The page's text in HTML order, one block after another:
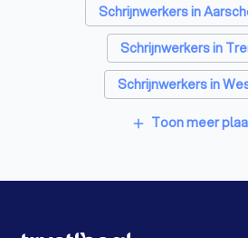
Badkamer installateurs
Glashandels in Aarschot
EPC-
Klusjesmannen in
Schrijnwerkers in
Schrijnwerkers in
Schrijnwerkers in
Schrijnwerkers in Diest
add Toon meer